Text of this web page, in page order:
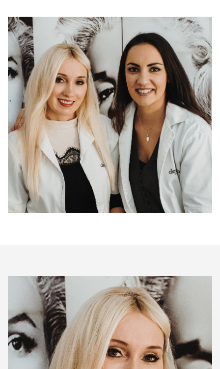
START
ÜBER UNS
LEISTUNGEN